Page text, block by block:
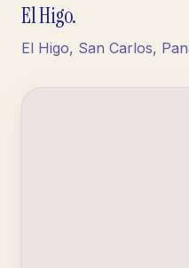
El Higo.
El Higo, San Carlos,